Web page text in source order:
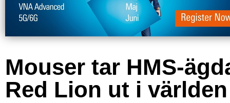
Mouser tar HMS-
Red Lion ut i världen